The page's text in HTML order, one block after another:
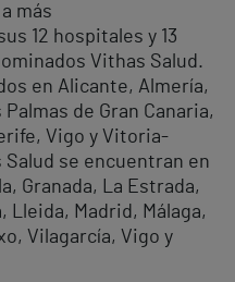
más
12 hospitales y 13
Vithas Salud.
en Alicante, Almería,
de Gran Canaria,
Vigo y Vitoria-
se encuentran en
Granada, La Estrada,
Lleida, Madrid, Málaga,
Vilagarcía, Vigo y